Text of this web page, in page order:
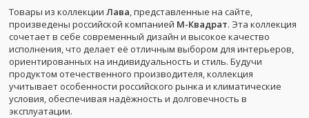
Товары из коллекции Лава , представленные на сайте,
произведены российской компанией М-Квадрат. Эта коллекция
сочетает в себе современный дизайн и высокое качество
исполнения, что делает её отличным выбором для интерьеров,
ориентированных на индивидуальность и стиль. Будучи
продуктом отечественного производителя, коллекция
учитывает особенности российского рынка и климатические
условия, обеспечивая надёжность и долговечность в
эксплуатации.